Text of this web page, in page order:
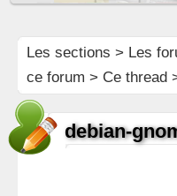
Les sections > Les
ce forum > Ce thread
debian-